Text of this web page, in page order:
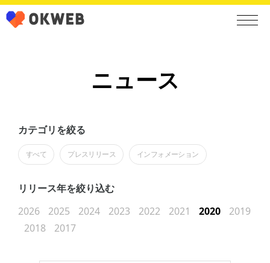
ニュース
カテゴリを絞る
すべて プレスリリース インフォメーション
リリース年を絞り込む
2026
2025 2024 2023 2022 2021 2020
2019
2018
2017